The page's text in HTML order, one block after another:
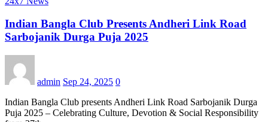
Indian Bangla Club Presents Andheri Link Road
Sarbojanik Durga Puja 2025
admin Sep 24, 2025 0
Indian Bangla Club presents Andheri Link Road Sarbojanik Durga
Puja 2025 – Celebrating Culture, Devotion & Social Responsibility